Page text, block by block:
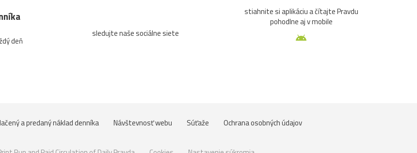
helka
deň
sledujte naše sociálne siete
stiahnite si aplikáciu a čítajte Pravdu
pohodlne aj v mobile
a predaný náklad denníka Návštevnosť webu Súťaže Ochrana osobných údajov